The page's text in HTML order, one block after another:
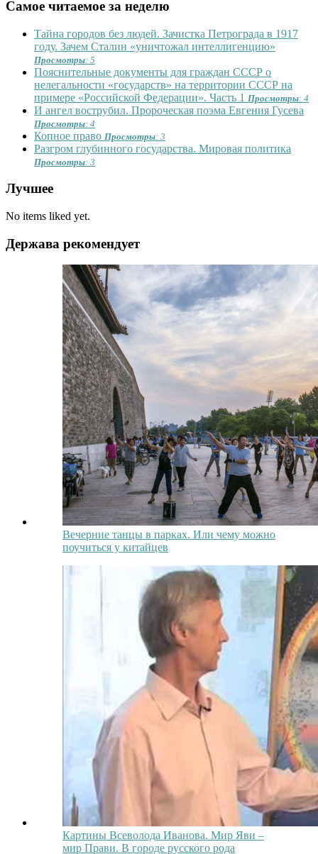
Самое читаемое за неделю
Тайна городов без людей. Зачистка Петрограда в 1917
году. Зачем Сталин «уничтожал интеллигенцию»
Просмотры: 5
Пояснительные документы для граждан СССР о
нелегальности «государств» на территории СССР на
примере «Российской Федерации». Часть 1 Просмотры: 4
И ангел вострубил. Пророческая поэма Евгения Гусева
Просмотры: 4
Копное право Просмотры: 3
Разгром глубинного государства. Мировая политика
Просмотры: 3
Лучшее
No items liked yet.
Держава рекомендует
Вечерние танцы в парках. Или чему можно
поучиться у китайцев
Картины Всеволода Иванова. Мир Яви –
мир Прави. В городе русского рода